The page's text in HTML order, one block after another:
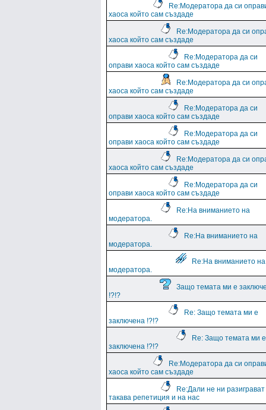
Re:Модератора да си
хаоса който сам създаде
Re:Модератора да си
хаоса който сам създаде
Re:Модератора да си
оправи хаоса който сам създаде
Re:Модератора да си
хаоса който сам създаде
Re:Модератора да си
оправи хаоса който сам създаде
Re:Модератора да си
оправи хаоса който сам създаде
Re:Модератора да си
хаоса който сам създаде
Re:Модератора да си
оправи хаоса който сам създаде
Re:На вниманието на
модератора.
Re:На вниманието на
модератора.
Re:На вниманието на
модератора.
Защо темата ми е
!?!?
Re: Защо темата ми е
заключена !?!?
Re: Защо темата ми е
заключена !?!?
Re:Модератора да си
хаоса който сам създаде
Re:Дали не ни разиграват
такава репетиция и на нас